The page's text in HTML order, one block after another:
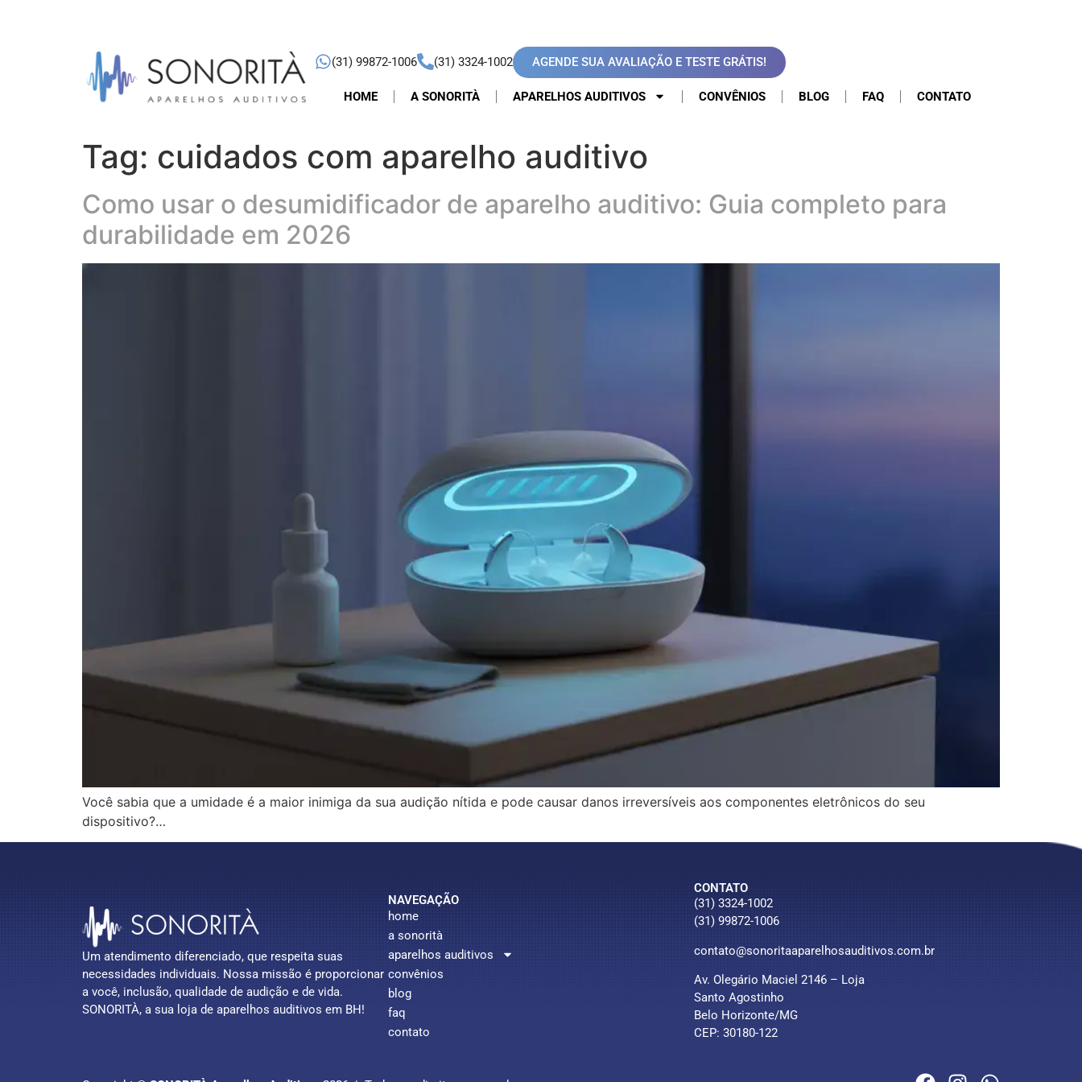
(31) 99872-1006 (31) 3324-1002 AGENDE SUA AVALIAÇÃO E TESTE GRÁTIS!
HOME A SONORITÀ APARELHOS AUDITIVOS CONVÊNIOS BLOG FAQ CONTATO
Tag: cuidados com aparelho auditivo
Como usar o desumidificador de aparelho auditivo: Guia completo para
durabilidade em 2026
Você sabia que a umidade é a maior inimiga da sua audição nítida e pode causar danos irreversíveis aos componentes eletrônicos do seu
dispositivo?…
Um atendimento diferenciado, que respeita suas
necessidades individuais. Nossa missão é proporcionar
a você, inclusão, qualidade de audição e de vida.
SONORITÀ, a sua loja de aparelhos auditivos em BH!
NAVEGAÇÃO
home
a sonorità
aparelhos auditivos
convênios
blog
faq
contato
CONTATO
(31) 3324-1002
(31) 99872-1006
contato@sonoritaaparelhosauditivos.com.br
Av. Olegário Maciel 2146 – Loja
Santo Agostinho
Belo Horizonte/MG
CEP: 30180-122